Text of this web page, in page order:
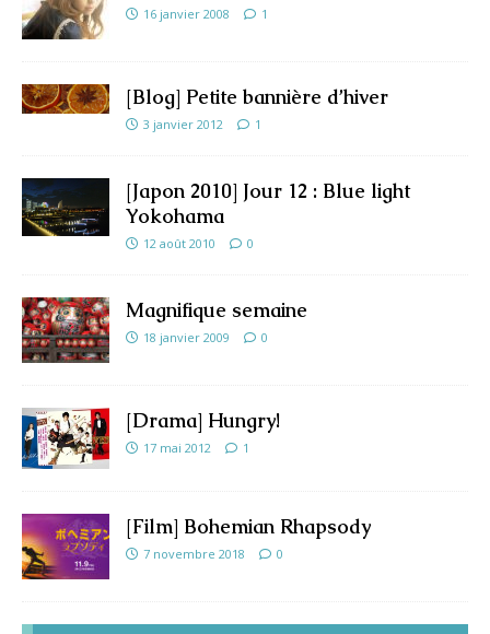
16 janvier 2008 1
[Blog] Petite bannière d’hiver
3 janvier 2012 1
[Japon 2010] Jour 12 : Blue light
Yokohama
12 août 2010 0
Magnifique semaine
18 janvier 2009 0
[Drama] Hungry!
17 mai 2012 1
[Film] Bohemian Rhapsody
7 novembre 2018 0